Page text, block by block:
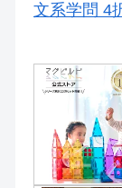
文系学問 4